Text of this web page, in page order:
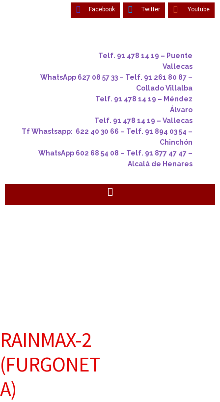
Facebook Twitter Youtube
Telf. 91 478 14 19 – Puente
Vallecas
WhatsApp 627 08 57 33 – Telf. 91 261 80 87 –
Collado Villalba
Telf. 91 478 14 19 – Méndez
Álvaro
Telf. 91 478 14 19 – Vallecas
Tf Whastsapp: 622 40 30 66 – Telf. 91 894 03 54 –
Chinchón
WhatsApp 602 68 54 08 – Telf. 91 877 47 47 –
Alcalá de Henares
RAINMAX-2
(FURGONET
A)